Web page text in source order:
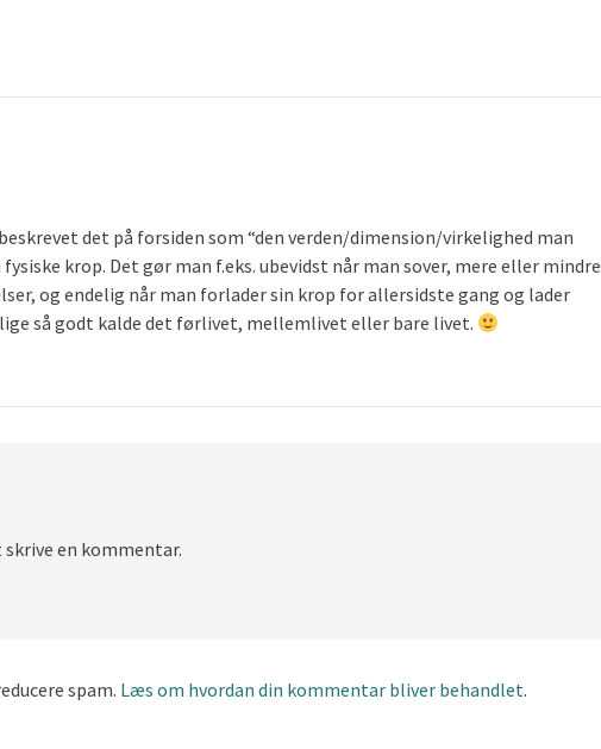
det på forsiden som “den verden/dimension/virkelighed man
krop. Det gør man f.eks. ubevidst når man sover, mere eller mindre
og endelig når man forlader sin krop for allersidste gang og lader
lige så godt kalde det førlivet, mellemlivet eller bare livet.
en kommentar.
spam. Læs om hvordan din kommentar bliver behandlet.